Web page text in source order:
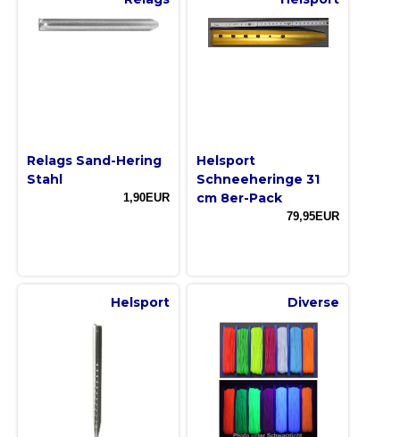
Relags Sand-Hering
Stahl
1,90EUR
Helsport
Schneeheringe 31
cm 8er-Pack
79,95EUR
Helsport Diverse